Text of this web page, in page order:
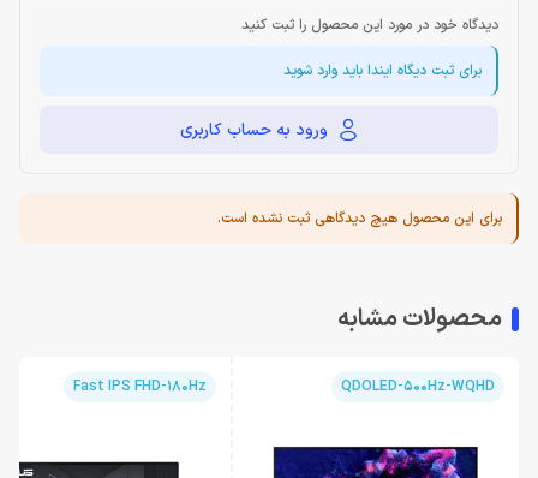
دیدگاه خود در مورد این محصول را ثبت کنید
برای ثبت دیگاه ایندا باید وارد شوید
ورود به حساب کاربری
برای این محصول هیچ دیدگاهی ثبت نشده است.
محصولات مشابه
QDOLED-500Hz-WQHD
Fast IPS FHD-180Hz